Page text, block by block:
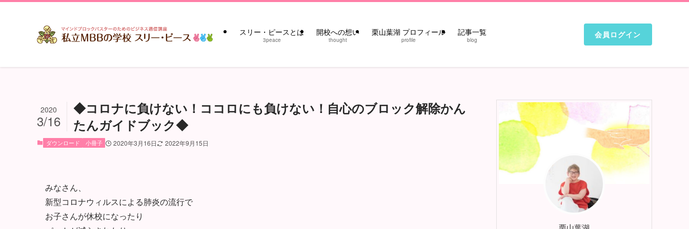
スリー・ピースとは
3peace
開校への想い
thought
栗山葉湖 プロフィール
profile
記事一覧
blog
会員ログイン
◆コロナに負けない！ココロにも負けない！自心のブロック解除かん
たんガイドブック◆
2020
3/16
ダウンロード 小冊子 2020年3月16日 2022年9月15日
みなさん、
新型コロナウィルスによる肺炎の流行で
お子さんが休校になったり